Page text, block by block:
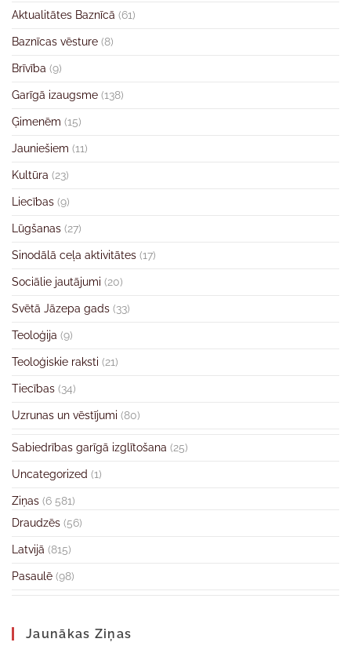
Aktualitātes Baznīcā (61)
Baznīcas vēsture (8)
Brīvība (9)
Garīgā izaugsme (138)
Ģimenēm (15)
Jauniešiem (11)
Kultūra (23)
Liecības (9)
Lūgšanas (27)
Sinodālā ceļa aktivitātes (17)
Sociālie jautājumi (20)
Svētā Jāzepa gads (33)
Teoloģija (9)
Teoloģiskie raksti (21)
Tiecības (34)
Uzrunas un vēstījumi (80)
Sabiedrības garīgā izglītošana (25)
Uncategorized (1)
Ziņas (6 581)
Draudzēs (56)
Latvijā (815)
Pasaulē (98)
Jaunākas Ziņas